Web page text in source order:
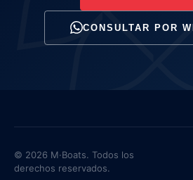
CONSULTAR POR
© 2026 M·Boats. Todos los
derechos reservados.